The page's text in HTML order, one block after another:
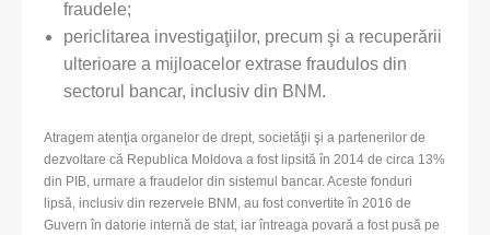
fraudele;
periclitarea investigaţiilor, precum şi a recuperării
ulterioare a mijloacelor extrase fraudulos din
sectorul bancar, inclusiv din BNM.
Atragem atenţia organelor de drept, societăţii şi a partenerilor de
dezvoltare că Republica Moldova a fost lipsită în 2014 de circa 13%
din PIB, urmare a fraudelor din sistemul bancar. Aceste fonduri
lipsă, inclusiv din rezervele BNM, au fost convertite în 2016 de
Guvern în datorie internă de stat, iar întreaga povară a fost pusă pe